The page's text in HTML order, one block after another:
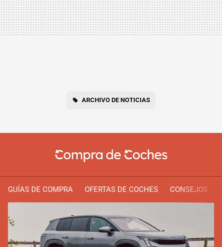
ARCHIVO DE NOTICIAS
GUÍAS DE COMPRA OFERTAS DE COCHES CONSEJOS